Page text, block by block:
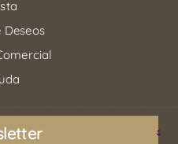
Deseos